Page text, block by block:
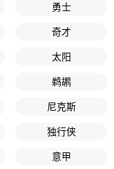
勇士
奇才
太阳
鹈鹕
尼克斯
独行侠
意甲